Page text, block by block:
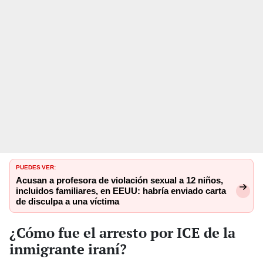
PUEDES VER:
Acusan a profesora de violación sexual a 12 niños,
incluidos familiares, en EEUU: habría enviado carta
de disculpa a una víctima
¿Cómo fue el arresto por ICE de la
inmigrante iraní?